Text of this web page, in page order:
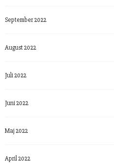
September 2022
August 2022
Juli 2022
Juni 2022
Maj 2022
April 2022